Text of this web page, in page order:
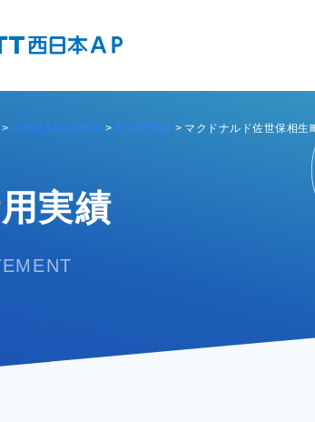
実績
不動産利活用事業 利活用実績 マクドナルド佐世保相生